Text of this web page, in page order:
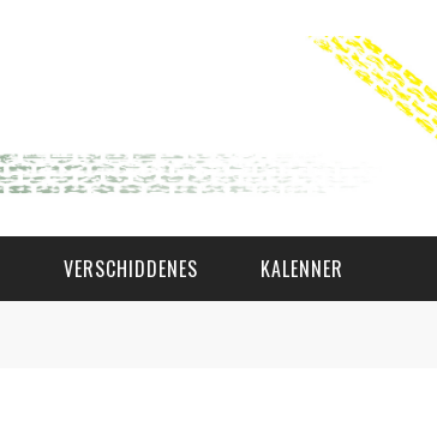
VERSCHIDDENES KALENNER